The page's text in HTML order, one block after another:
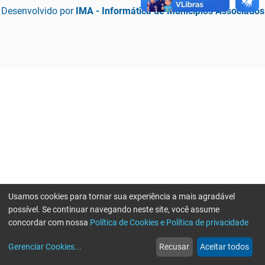
Desenvolvido por IMA - Informática de Municípios Associados
web
Notícias
more_horiz
Mais
Usamos cookies para tornar sua experiência a mais agradável
possível. Se continuar navegando neste site, você assume
concordar com nossa Política de Cookies e Política de privacidade
Gerenciar Cookies... Recusar Aceitar todos
Erro ao enviar informações, por favor tente novamente